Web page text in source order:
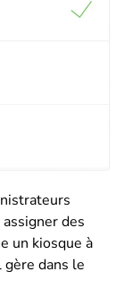
des
un kiosque à
dans le